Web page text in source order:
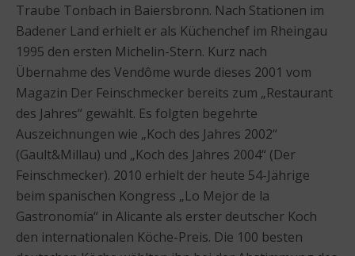
Traube Tonbach in Baiersbronn. Nach Stationen im
Badener Land erhielt er als Küchenchef im Rheingau
1995 den ersten Michelin-Stern. Kurz nach
Übernahme des Vendôme wurde dieses 2001 vom
Magazin Der Feinschmecker bereits zum „Restaurant
des Jahres“ gewählt. Es folgten begehrte
Auszeichnungen wie „Koch des Jahres 2002“
(Gault&Millau) und „Koch des Jahres 2004“ (Der
Feinschmecker). 2010 erhielt der heute 54-Jährige
beim spanischen Kongress „Lo Mejor de la
Gastronomía“ in Alicante als erster deutscher Koch
den internationalen Köche-Preis. Die 100 besten